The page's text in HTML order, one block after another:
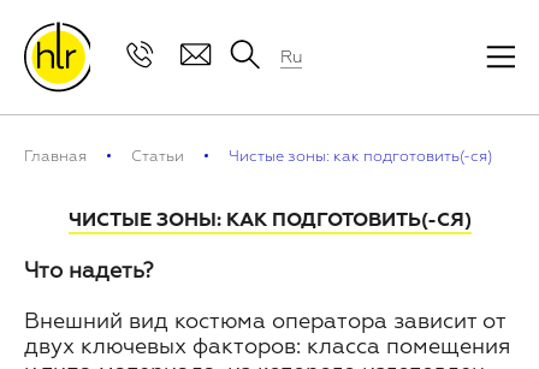
Ru
Главная Статьи Чистые зоны: как подготовить(-ся)
ЧИСТЫЕ ЗОНЫ: КАК ПОДГОТОВИТЬ(-СЯ)
Что надеть?
Внешний вид костюма оператора зависит от
двух ключевых факторов: класса помещения